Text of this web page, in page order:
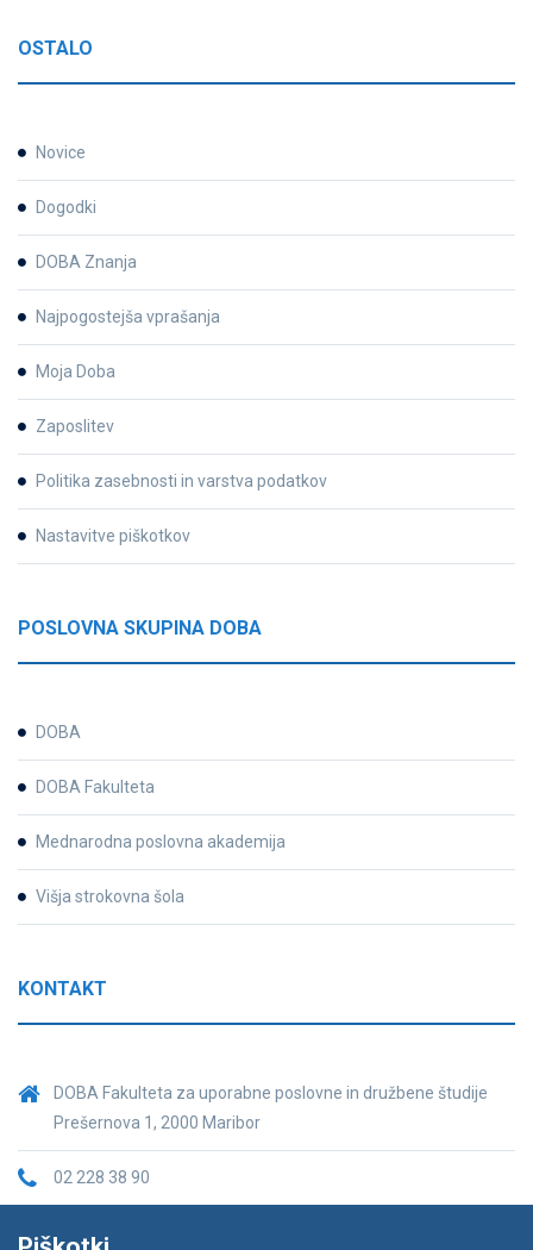
OSTALO
Novice
Dogodki
DOBA Znanja
Najpogostejša vprašanja
Moja Doba
Zaposlitev
Politika zasebnosti in varstva podatkov
Nastavitve piškotkov
POSLOVNA SKUPINA DOBA
DOBA
DOBA Fakulteta
Mednarodna poslovna akademija
Višja strokovna šola
KONTAKT
DOBA Fakulteta za uporabne poslovne in družbene študije
Prešernova 1, 2000 Maribor
02 228 38 90
fakulteta@doba.si